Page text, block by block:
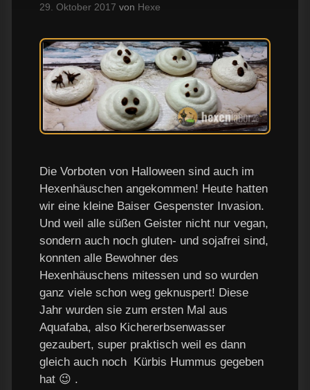
29. Oktober 2017 von Hexe
Die Vorboten von Halloween sind auch im
Hexenhäuschen angekommen! Heute hatten
wir eine kleine Baiser Gespenster Invasion.
Und weil alle süßen Geister nicht nur vegan,
sondern auch noch gluten- und sojafrei sind,
konnten alle Bewohner des
Hexenhäuschens mitessen und so wurden
ganz viele schon weg geknuspert! Diese
Jahr wurden sie zum ersten Mal aus
Aquafaba, also Kichererbsenwasser
gezaubert, super praktisch weil es dann
gleich auch noch Kürbis Hummus gegeben
hat 😉 .